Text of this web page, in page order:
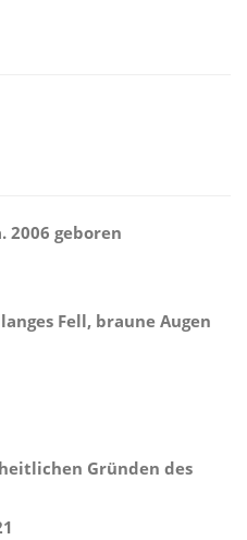
2006 geboren
Fell, braune Augen
Gründen des